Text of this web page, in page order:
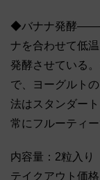
◆バナナ発酵
ナを合わせて低
発酵させている
で、ヨーグルト
法はスタンダー
常にフルーティ
内容量：2粒入り
テイクアウト価